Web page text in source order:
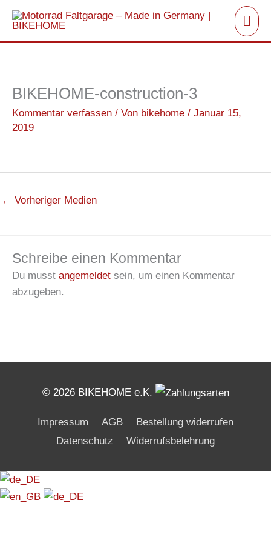
Zum
Inhalt
springen
BIKEHOME-construction-3
Kommentar verfassen / Von bikehome / Januar 15,
2019
← Vorheriger Medien
Schreibe einen Kommentar
Du musst angemeldet sein, um einen Kommentar
abzugeben.
© 2026 BIKEHOME e.K.
Impressum AGB
Bestellung widerrufen
Datenschutz
Widerrufsbelehrung